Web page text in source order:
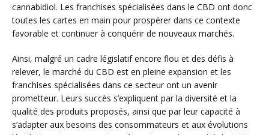
cannabidiol. Les franchises spécialisées dans le CBD ont donc
toutes les cartes en main pour prospérer dans ce contexte
favorable et continuer à conquérir de nouveaux marchés.
Ainsi, malgré un cadre législatif encore flou et des défis à
relever, le marché du CBD est en pleine expansion et les
franchises spécialisées dans ce secteur ont un avenir
prometteur. Leurs succès s’expliquent par la diversité et la
qualité des produits proposés, ainsi que par leur capacité à
s’adapter aux besoins des consommateurs et aux évolutions